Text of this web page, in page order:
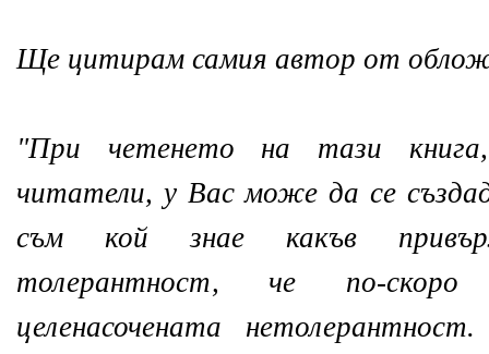
Ще цитирам самия автор от
"При четенето на тази
читатели, у Вас може да се
съм кой знае какъв
толерантност, че по-
целенасочената